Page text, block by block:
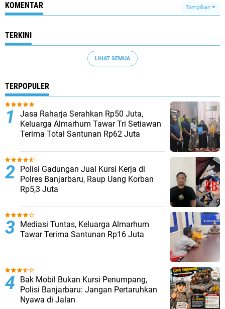
KOMENTAR Tampilkan
TERKINI
LIHAT SEMUA
TERPOPULER
Jasa Raharja Serahkan Rp50 Juta,
Keluarga Almarhum Tawar Tri Setiawan
Terima Total Santunan Rp62 Juta
Polisi Gadungan Jual Kursi Kerja di
Polres Banjarbaru, Raup Uang Korban
Rp5,3 Juta
Mediasi Tuntas, Keluarga Almarhum
Tawar Terima Santunan Rp16 Juta
Bak Mobil Bukan Kursi Penumpang,
Polisi Banjarbaru: Jangan Pertaruhkan
Nyawa di Jalan